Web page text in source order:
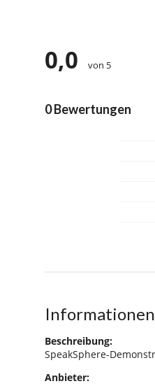
0,0 von 5
0 Bewertungen
Informationen
Beschreibung:
SpeakSphere-
Anbieter: